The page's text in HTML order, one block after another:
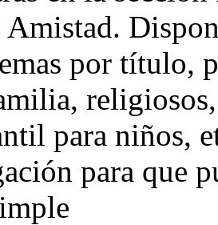
Amistad.
por título,
para niños,
para que